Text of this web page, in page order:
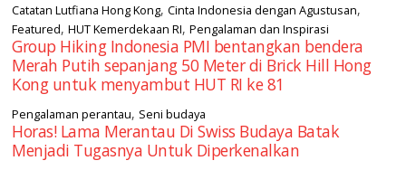
Catatan Lutfiana Hong Kong,Cinta Indonesia dengan Agustusan,
Featured,HUT Kemerdekaan RI,Pengalaman dan Inspirasi
Group Hiking Indonesia PMI bentangkan bendera
Merah Putih sepanjang 50 Meter di Brick Hill Hong
Kong untuk menyambut HUT RI ke 81
Pengalaman perantau, Seni budaya
Horas! Lama Merantau Di Swiss Budaya Batak
Menjadi Tugasnya Untuk Diperkenalkan